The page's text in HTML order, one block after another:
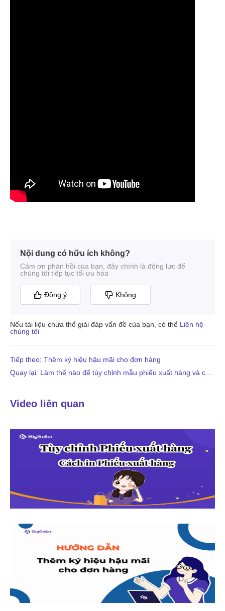
Nội dung có hữu ích không?
Cảm ơn phản hồi của bạn, đây chính là động lực để
chúng tôi tiếp tục tối ưu hóa
Đồng ý Không
Nếu tài liệu chưa thể giải đáp vấn đề của bạn, có thể Liên hệ
chúng tôi
Tiếp theo: Thêm ký hiệu hậu mãi cho đơn hàng
Video liên quan